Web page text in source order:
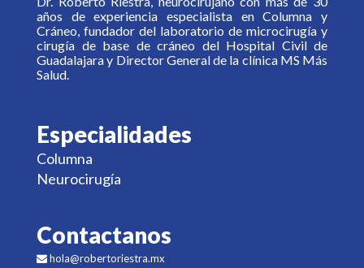
años de experiencia especialista en Columna y
Cráneo, fundador del laboratorio de microcirugía y
cirugía de base de cráneo del Hospital Civil de
Guadalajara y Director General de la clínica MS Más
Salud.
Especialidades
Columna
Neurocirugía
Contactanos
hola@robertoriestra.mx